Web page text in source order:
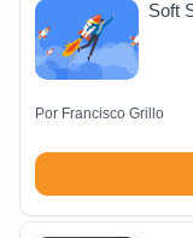
Soft
Por Francisco Grillo